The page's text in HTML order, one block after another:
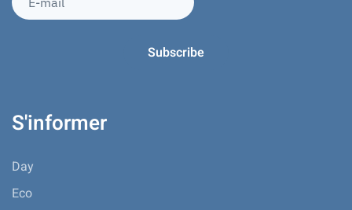
S'informer
Day
Eco